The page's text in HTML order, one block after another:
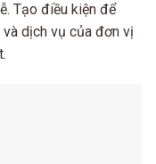
Tạo điều kiện để
dịch vụ của đơn vị